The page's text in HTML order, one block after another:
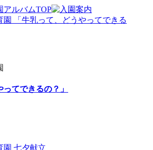
アルバムTOP
ってできるの？」